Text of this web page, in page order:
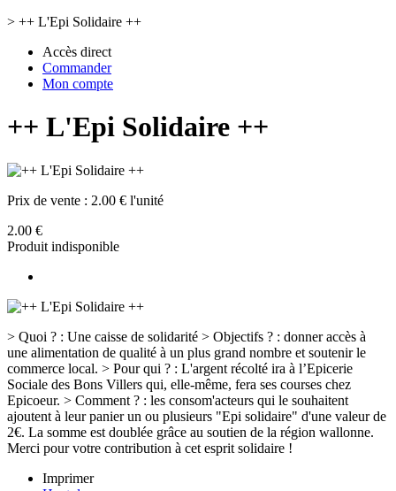
> ++ L'Epi Solidaire ++
Accès direct
Commander
Mon compte
++ L'Epi Solidaire ++
Prix de vente : 2.00 € l'unité
2.00 €
Produit indisponible
> Quoi ? : Une caisse de solidarité > Objectifs ? : donner accès à
une alimentation de qualité à un plus grand nombre et soutenir le
commerce local. > Pour qui ? : L'argent récolté ira à l’Epicerie
Sociale des Bons Villers qui, elle-même, fera ses courses chez
Epicoeur. > Comment ? : les consom'acteurs qui le souhaitent
ajoutent à leur panier un ou plusieurs "Epi solidaire" d'une valeur de
2€. La somme est doublée grâce au soutien de la région wallonne.
Merci pour votre contribution à cet esprit solidaire !
Imprimer